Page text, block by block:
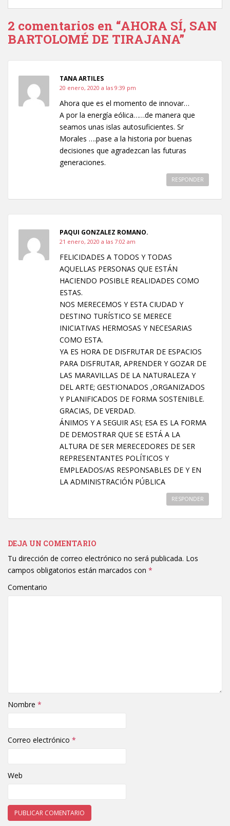
2 comentarios en “AHORA SÍ, SAN
BARTOLOMÉ DE TIRAJANA”
TANA ARTILES
20 enero, 2020 a las 9:39 pm
Ahora que es el momento de innovar…
A por la energía eólica……de manera que
seamos unas islas autosuficientes. Sr
Morales ….pase a la historia por buenas
decisiones que agradezcan las futuras
generaciones.
RESPONDER
PAQUI GONZALEZ ROMANO.
21 enero, 2020 a las 7:02 am
FELICIDADES A TODOS Y TODAS
AQUELLAS PERSONAS QUE ESTÁN
HACIENDO POSIBLE REALIDADES COMO
ESTAS.
NOS MERECEMOS Y ESTA CIUDAD Y
DESTINO TURÍSTICO SE MERECE
INICIATIVAS HERMOSAS Y NECESARIAS
COMO ESTA.
YA ES HORA DE DISFRUTAR DE ESPACIOS
PARA DISFRUTAR, APRENDER Y GOZAR DE
LAS MARAVILLAS DE LA NATURALEZA Y
DEL ARTE; GESTIONADOS ,ORGANIZADOS
Y PLANIFICADOS DE FORMA SOSTENIBLE.
GRACIAS, DE VERDAD.
ÁNIMOS Y A SEGUIR ASI; ESA ES LA FORMA
DE DEMOSTRAR QUE SE ESTÁ A LA
ALTURA DE SER MERECEDORES DE SER
REPRESENTANTES POLÍTICOS Y
EMPLEADOS/AS RESPONSABLES DE Y EN
LA ADMINISTRACIÓN PÚBLICA
RESPONDER
DEJA UN COMENTARIO
Tu dirección de correo electrónico no será publicada. Los
campos obligatorios están marcados con *
Comentario
Nombre *
Correo electrónico *
Web